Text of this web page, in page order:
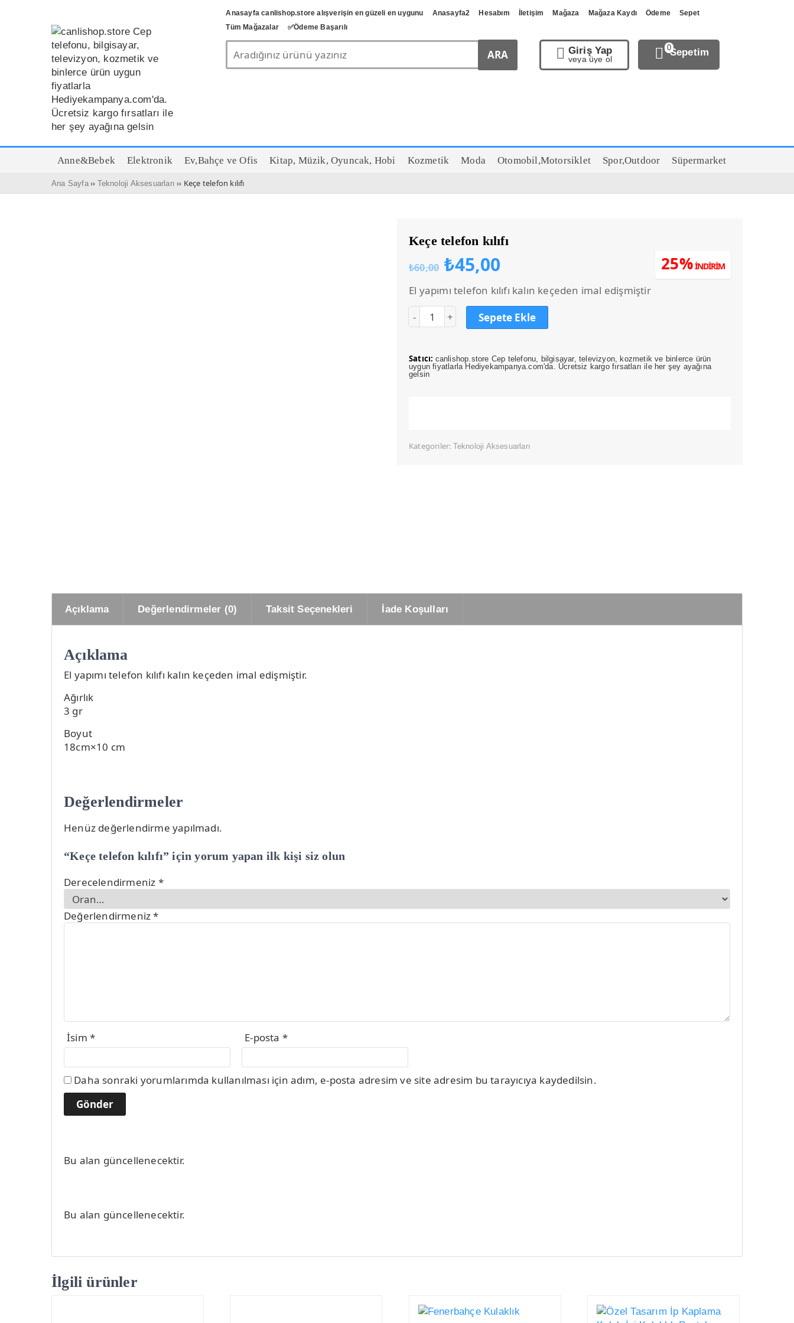
Anasayfa canlishop.store alışverişin en güzeli en uygunu Anasayfa2 Hesabım İletişim Mağaza Mağaza Kaydı Ödeme
Sepet
Tüm Mağazalar
✅️Ödeme Başarılı
Giriş Yap
veya üye ol
0Sepetim
Anne&Bebek Elektronik Ev,Bahçe ve Ofis Kitap, Müzik, Oyuncak, Hobi Kozmetik Moda Otomobil,Motorsiklet Spor,Outdoor Süpermarket
Ana Sayfa›› Teknoloji Aksesuarları ›› Keçe telefon kılıfı
Keçe telefon kılıfı
₺60,00 Orijinal
fiyat:
₺60,00.
₺45,00
fiyat:
₺45,00.
25%İNDİRİM
El yapımı telefon kılıfı kalın keçeden imal edişmiştir
Sepete Ekle
Satıcı: canlishop.store Cep telefonu, bilgisayar, televizyon, kozmetik ve binlerce ürün
uygun fiyatlarla Hediyekampanya.com'da. Ücretsiz kargo fırsatları ile her şey ayağına
gelsin
Kategoriler: Teknoloji Aksesuarları
Açıklama Değerlendirmeler (0) Taksit Seçenekleri İade Koşulları
Açıklama
El yapımı telefon kılıfı kalın keçeden imal edişmiştir.
Ağırlık
3 gr
Boyut
18cm×10 cm
Değerlendirmeler
Henüz değerlendirme yapılmadı.
“Keçe telefon kılıfı” için yorum yapan ilk kişi siz olun
Derecelendirmeniz *
Değerlendirmeniz*
İsim * E-posta *
Daha sonraki yorumlarımda kullanılması için adım, e-posta adresim ve site adresim bu tarayıcıya kaydedilsin.
Bu alan güncellenecektir.
Bu alan güncellenecektir.
İlgili ürünler